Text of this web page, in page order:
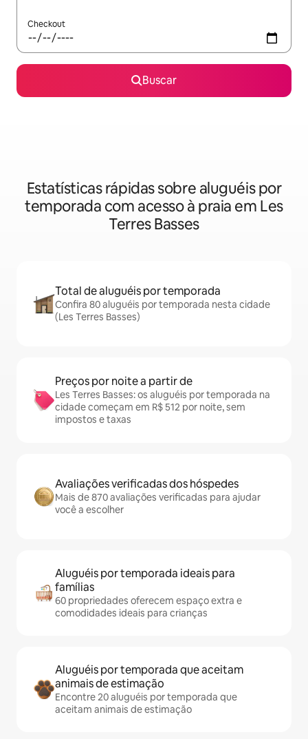
Checkout
Buscar
Estatísticas rápidas sobre aluguéis por
temporada com acesso à praia em Les
Terres Basses
Total de aluguéis por temporada
Confira 80 aluguéis por temporada nesta cidade
(Les Terres Basses)
Preços por noite a partir de
Les Terres Basses: os aluguéis por temporada na
cidade começam em R$ 512 por noite, sem
impostos e taxas
Avaliações verificadas dos hóspedes
Mais de 870 avaliações verificadas para ajudar
você a escolher
Aluguéis por temporada ideais para
famílias
60 propriedades oferecem espaço extra e
comodidades ideais para crianças
Aluguéis por temporada que aceitam
animais de estimação
Encontre 20 aluguéis por temporada que
aceitam animais de estimação